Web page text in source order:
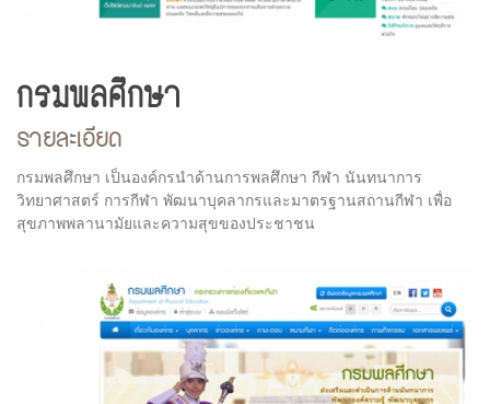
กรมพลศึกษา
รายละเอียด
กรมพลศึกษา เป็นองค์กรนำด้านการพลศึกษา กีฬา นันทนาการ
วิทยาศาสตร์ การกีฬา พัฒนาบุคลากรและมาตรฐานสถานกีฬา เพื่อ
สุขภาพพลานามัยและความสุขของประชาชน